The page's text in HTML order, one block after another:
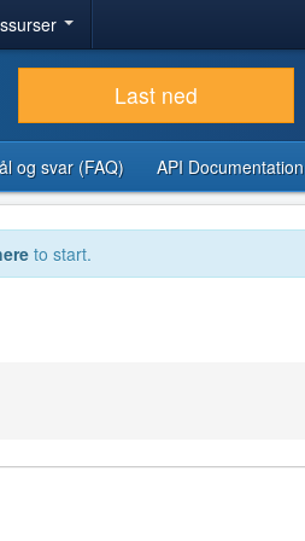
Last ned
og svar (FAQ) API Documentation
to start.